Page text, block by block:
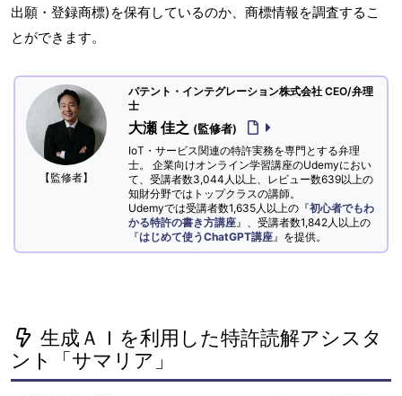
出願・登録商標)を保有しているのか、商標情報を調査するこ
とができます。
【監修者】
パテント・インテグレーション株式会社 CEO/弁理
士
大瀬 佳之 (監修者)
IoT・サービス関連の特許実務を専門とする弁理
士。 企業向けオンライン学習講座のUdemyにおい
て、受講者数3,044人以上、レビュー数639以上の
知財分野ではトップクラスの講師。
Udemyでは受講者数1,635人以上の『初心者でもわ
かる特許の書き方講座 』、受講者数1,842人以上の
『はじめて使うChatGPT講座 』を提供。
生成ＡＩを利用した特許読解アシスタ
ント「サマリア」